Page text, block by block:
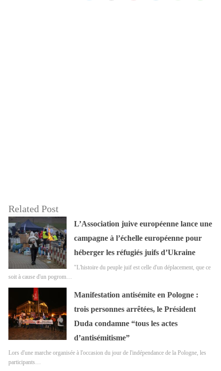
Related Post
L’Association juive européenne lance une
campagne à l’échelle européenne pour
héberger les réfugiés juifs d’Ukraine
"L'histoire du peuple juif est celle d'un déplacement, que ce
soit à cause d'un pogrom…
Manifestation antisémite en Pologne :
trois personnes arrêtées, le Président
Duda condamne “tous les actes
d’antisémitisme”
Lors d'une marche organisée à l'occasion du jour de l'indépendance de la Pologne, les
participants…